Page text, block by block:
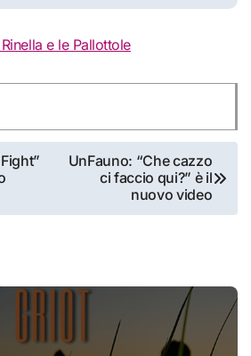
e le Pallottole
UnFauno: “Che cazzo
ci faccio qui?” è il
nuovo video